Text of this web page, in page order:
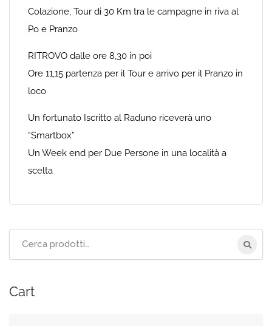
Colazione, Tour di 30 Km tra le campagne in riva al
Po e Pranzo
RITROVO dalle ore 8,30 in poi
Ore 11,15 partenza per il Tour e arrivo per il Pranzo in
loco
Un fortunato Iscritto al Raduno riceverà uno
“Smartbox”
Un Week end per Due Persone in una località a
scelta
Cart